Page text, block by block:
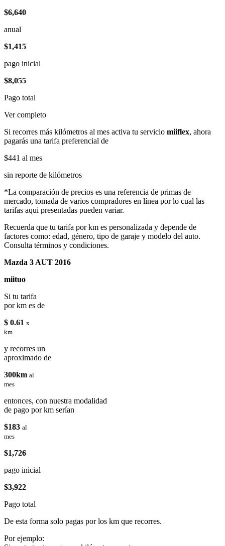
$6,640
anual
$1,415
pago inicial
$8,055
Pago total
Ver completo
Si recorres más kilómetros al mes activa tu servicio miiflex, ahora
pagarás una tarifa preferencial de
$441 al mes
sin reporte de kilómetros
*La comparación de precios es una referencia de primas de
mercado, tomada de varios compradores en línea por lo cual las
tarifas aqui presentadas pueden variar.
Recuerda que tu tarifa por km es personalizada y depende de
factores como: edad, género, tipo de garaje y modelo del auto.
Consulta términos y condiciones.
Mazda 3 AUT 2016
miituo
Si tu tarifa
por km es de
$ 0.61 x
km
y recorres un
aproximado de
300km al
mes
entonces, con nuestra modalidad
de pago por km serían
$183 al
mes
$1,726
pago inicial
$3,922
Pago total
De esta forma solo pagas por los km que recorres.
Por ejemplo: